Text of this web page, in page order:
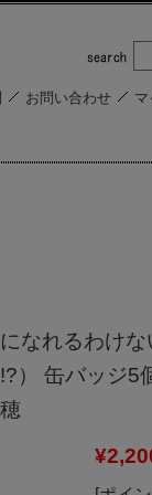
お問い合わせ
なれるわけ
） 缶バッジ5